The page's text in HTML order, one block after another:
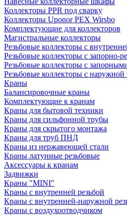
Коллекторы PPR под сварку
Коллекторы Uponor PEX Wirsbo
Комплектующие для коллекторов
Магистральные коллекторы
Резьбовые коллекторы с
Резьбовые коллекторы с запорно-
Резьбовые коллекторы с
Резьбовые коллекторы с наружной
Краны
Балансировочные краны
Комплектующие к кранам
Краны для бытовой техники
Краны для сильфонной трубы
Краны для скрытого монтажа
Краны для труб ПНД
Краны из нержавеющей стали
Краны латунные резьбовые
Аксессуары к кранам
Задвижки
Краны "MINI"
Краны с внутренней резьбой
Краны с внутренней-наружной
Краны с воздухоотводчиком